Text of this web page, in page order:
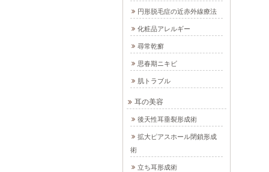
円形脱毛症の近赤外線療法
化粧品アレルギー
尋常乾癬
思春期ニキビ
肌トラブル
耳の美容
後天性耳垂裂形成術
拡大ピアスホール閉鎖形成
術
立ち耳形成術